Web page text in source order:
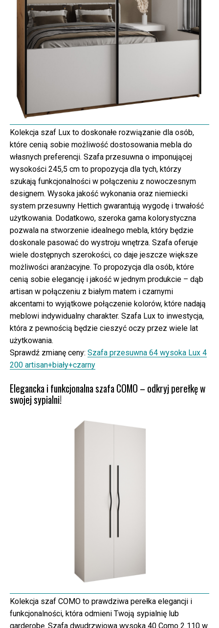
Kolekcja szaf Lux to doskonałe rozwiązanie dla osób,
które cenią sobie możliwość dostosowania mebla do
własnych preferencji. Szafa przesuwna o imponującej
wysokości 245,5 cm to propozycja dla tych, którzy
szukają funkcjonalności w połączeniu z nowoczesnym
designem. Wysoka jakość wykonania oraz niemiecki
system przesuwny Hettich gwarantują wygodę i trwałość
użytkowania. Dodatkowo, szeroka gama kolorystyczna
pozwala na stworzenie idealnego mebla, który będzie
doskonale pasować do wystroju wnętrza. Szafa oferuje
wiele dostępnych szerokości, co daje jeszcze większe
możliwości aranżacyjne. To propozycja dla osób, które
cenią sobie elegancję i jakość w jednym produkcie – dąb
artisan w połączeniu z białym matem i czarnymi
akcentami to wyjątkowe połączenie kolorów, które nadają
meblowi indywidualny charakter. Szafa Lux to inwestycja,
która z pewnością będzie cieszyć oczy przez wiele lat
użytkowania.
Sprawdź zmianę ceny: Szafa przesuwna 64 wysoka Lux 4
200 artisan+biały+czarny
Elegancka i funkcjonalna szafa COMO – odkryj perełkę w
swojej sypialni!
Kolekcja szaf COMO to prawdziwa perełka elegancji i
funkcjonalności, która odmieni Twoją sypialnię lub
garderobę. Szafa dwudrzwiowa wysoka 40 Como 2 110 w